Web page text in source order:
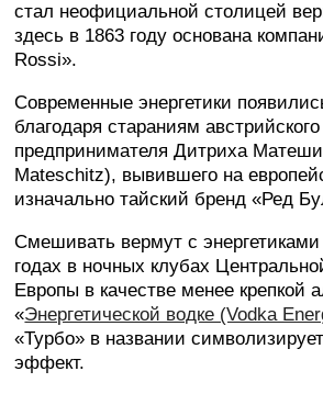
стал неофициальной столицей
здесь в 1863 году основана
Rossi».
Современные энергетики
благодаря стараниям австрийского
предпринимателя Дитриха
Mateschitz), вывившего на
изначально тайский бренд «Ред
Смешивать вермут с
годах в ночных клубах
Европы в качестве менее крепкой
«Энергетической водке (Vodka
«Турбо» в названии
эффект.